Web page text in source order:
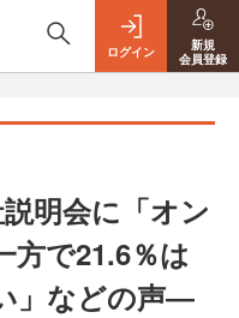
ログイン
新規
会員登録
明会に「オン
方で21.6％は
」などの声―